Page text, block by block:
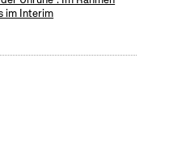
im Interim